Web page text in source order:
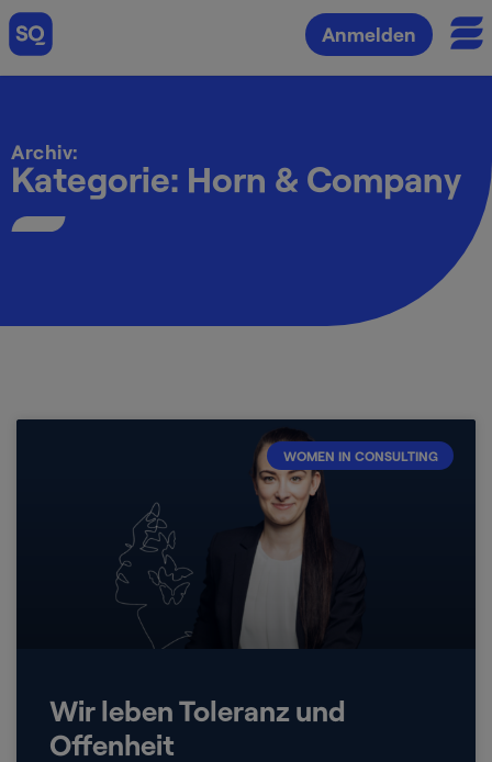
Anmelden
Archiv:
Kategorie: Horn & Company
WOMEN IN CONSULTING
Wir leben Toleranz und
Offenheit